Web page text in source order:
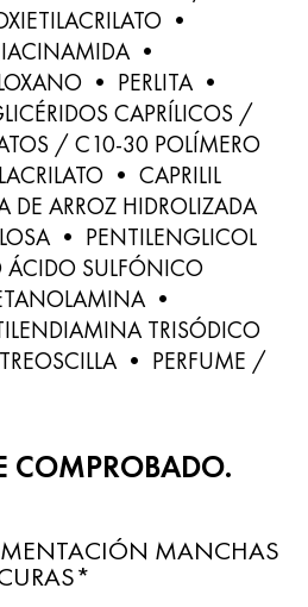
•
•
• PERLITA •
CAPRÍLICOS /
/ C10-30 POLÍMERO
• CAPRILIL
ARROZ HIDROLIZADA
• PENTILENGLICOL
ÁCIDO SULFÓNICO
•
TRISÓDICO
• PERFUME /
COMPROBADO.
MANCHAS